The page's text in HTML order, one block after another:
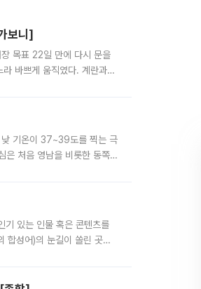
보니]
목표 22일 만에 다시 문을
바쁘게 움직였다. 계란과
낮 기온이 37~39도를 찍는 극
은 처음 영남을 비롯한 동쪽
기 있는 인물 혹은 콘텐츠를
합성어)의 눈길이 쏠린 곳은